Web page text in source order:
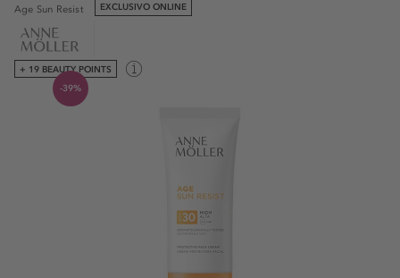
Age Sun Resist EXCLUSIVO ONLINE
+ 19 BEAUTY POINTS
-39%